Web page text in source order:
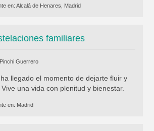
en: Alcalá de Henares, Madrid
familiares
Guerrero
llegado el momento de dejarte fluir y
una vida con plenitud y bienestar.
en: Madrid